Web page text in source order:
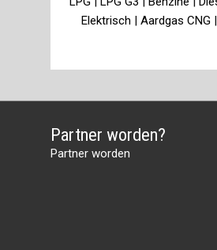
Elektrisch | Aardgas CNG |
Partner worden?
Partner worden